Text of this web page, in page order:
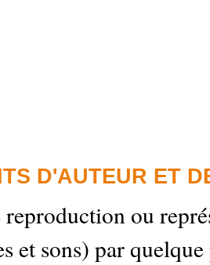
D'AUTEUR ET
reproduction ou
et sons) par